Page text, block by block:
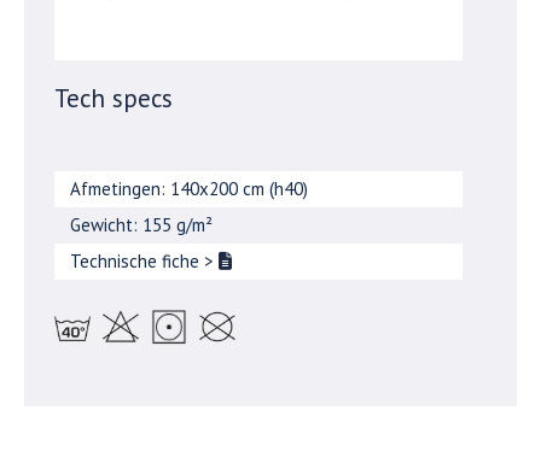
Tech specs
Afmetingen: 140x200 cm (h40)
Gewicht: 155 g/m²
Technische fiche >